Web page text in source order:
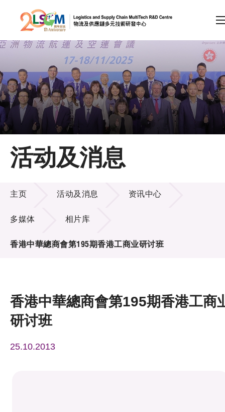
跳到内容（按回车键）
会员登录
A A EN 繁 简
主页
关于LSCM
技术商品化
项目及资助计划
新闻中心
活动及消息
活动及消息
主页 活动及消息 资讯中心
多媒体 相片库
香港中華總商會第195期香港工商业研讨班
香港中華總商會第195期香港工商
研讨班
25.10.2013